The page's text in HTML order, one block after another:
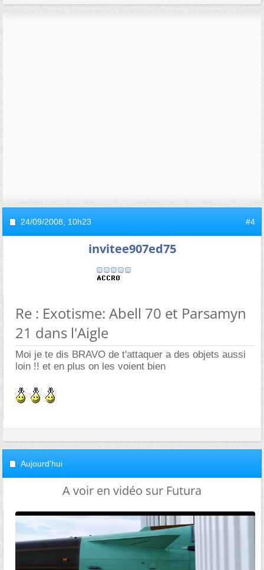
24/09/2008, 10h23 #4
invitee907ed75
Re : Exotisme: Abell 70 et Parsamyn
21 dans l'Aigle
Moi je te dis BRAVO de t'attaquer a des objets aussi
loin !! et en plus on les voient bien
Aujourd'hui
A voir en vidéo sur Futura